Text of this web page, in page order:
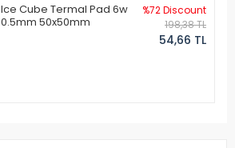
Ice Cube Termal Pad 6w
0.5mm 50x50mm
%72 Discount
198,38 TL
54,66 TL